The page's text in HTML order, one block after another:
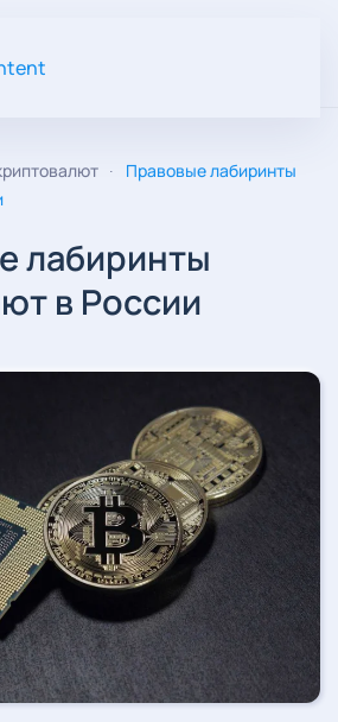
Правовые лабиринты
лабиринты
в России